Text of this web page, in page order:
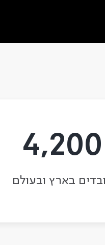
4,200
בארץ ובעולם